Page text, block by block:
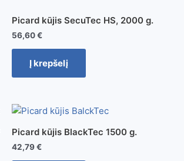
Picard kūjis SecuTec HS, 2000 g.
56,60€
Į krepšelį
Picard kūjis BlackTec 1500 g.
42,79€